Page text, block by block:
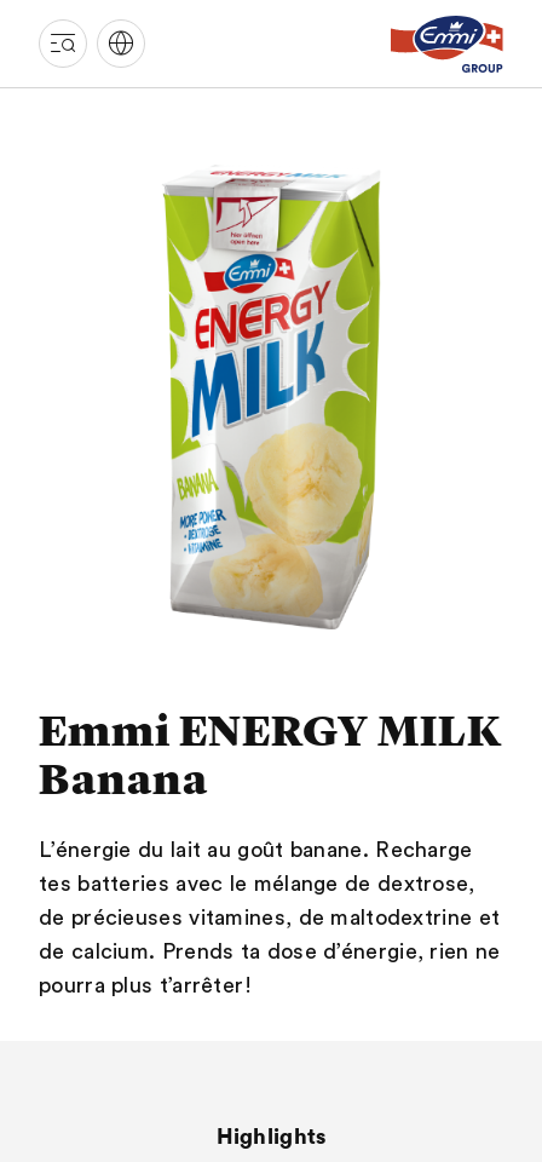
GROUPE
EMMI
Emmi ENERGY MILK
Banana
L’énergie du lait au goût banane. Recharge
tes batteries avec le mélange de dextrose,
de précieuses vitamines, de maltodextrine et
de calcium. Prends ta dose d’énergie, rien ne
pourra plus t’arrêter!
Highlights